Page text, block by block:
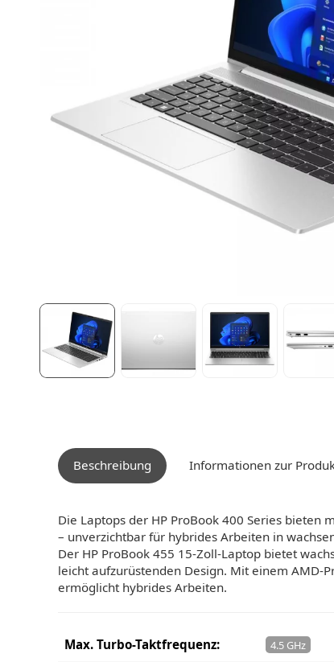
Beschreibung Informationen zur
Die Laptops der HP ProBook 400 Series
– unverzichtbar für hybrides Arbeiten in
Der HP ProBook 455 15-Zoll-Laptop bietet
leicht aufzurüstenden Design. Mit einem AMD-
ermöglicht hybrides Arbeiten.
Max. Turbo-Taktfrequenz: 4.5 GHz